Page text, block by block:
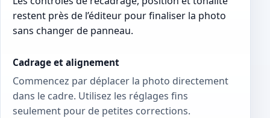
restent près de l’éditeur pour finaliser la photo
sans changer de panneau.
Cadrage et alignement
Commencez par déplacer la photo directement
dans le cadre. Utilisez les réglages fins
seulement pour de petites corrections.